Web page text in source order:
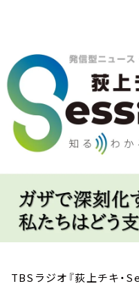
イベント・グッズ
YouTube
会社情報
TBSラジオ『荻上チキ・